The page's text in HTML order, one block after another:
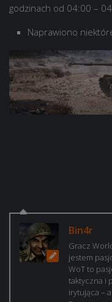
godzinach od 04:00 –
Naprawiono
Bin4r
Gracz
jestem
WoT to
taktyczna i
irytująca –